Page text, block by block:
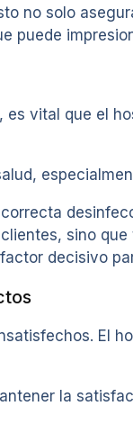
no solo
puede
vital que el
sino
decisivo
El
la